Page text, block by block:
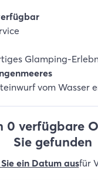
Glamping-
vom Wasser
0 verfügbare
Sie gefunden
ein Datum ausfür